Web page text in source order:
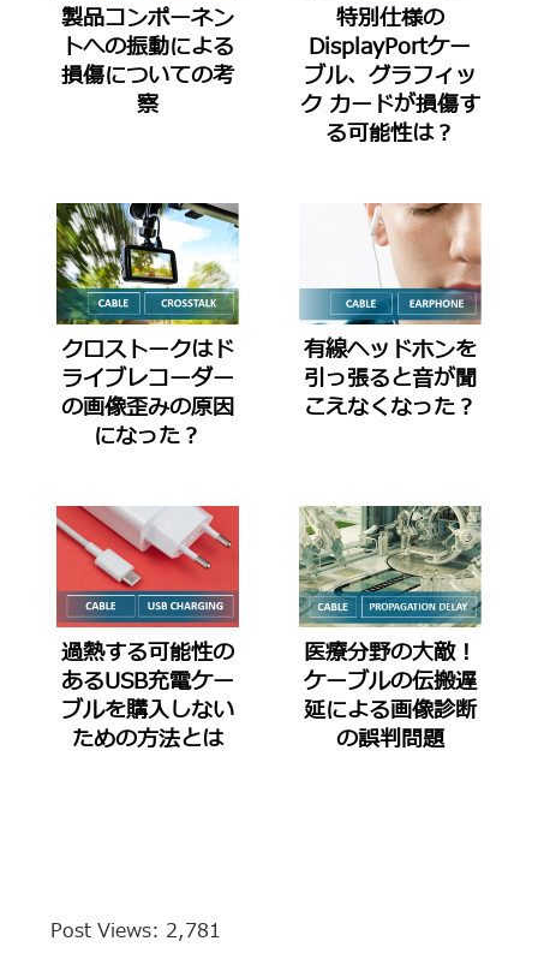
製品コンポーネン
トへの振動による
損傷についての考
察
特別仕様の
DisplayPortケー
ブル、グラフィッ
ク カードが損傷す
る可能性は？
クロストークはド
ライブレコーダー
の画像歪みの原因
になった？
有線ヘッドホンを
引っ張ると音が聞
こえなくなった？
過熱する可能性の
あるUSB充電ケー
ブルを購入しない
ための方法とは
医療分野の大敵！
ケーブルの伝搬遅
延による画像診断
の誤判問題
Post Views: 2,781